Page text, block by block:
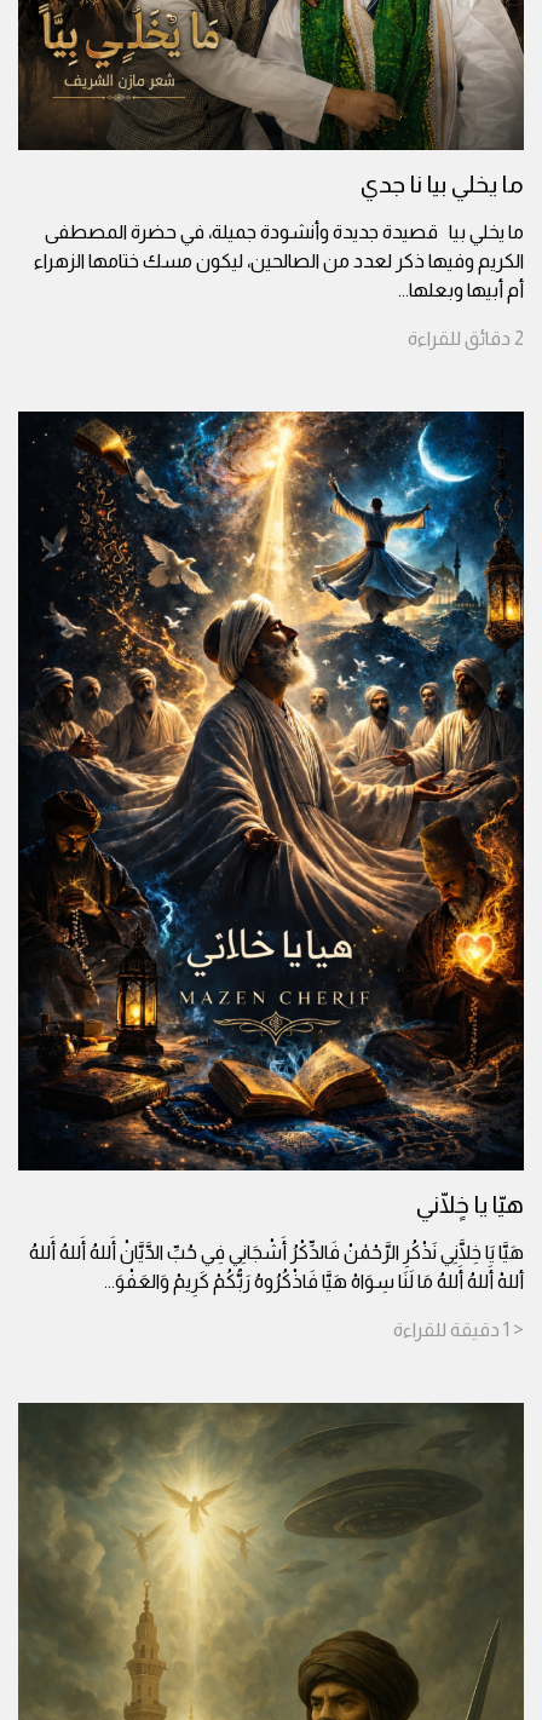
ما يخلي بيا نا جدي
ما يخلي بيا قصيدة جديدة وأنشودة جميلة، في حضرة المصطفى
الكريم وفيها ذكر لعدد من الصالحين، ليكون مسك ختامها الزهراء
أم أبيها وبعلها...
2 دقائق للقراءة
هيّا يا خٍلّاني
هَيَّا يَا خِلَّانِي نَذْكُرِ الرَّحْمٰنْ فَالذِّكْرُ أَشْجَانِي فِي حُبِّ الدَّيَّانْ أَللهُ أَللهُ أَللهُ
أللهْ أَللهُ أَللهُ مَا لَنَا سِوَاهْ هَيَّا فَاذْكُرُوهُ رَبُّكُمْ كَرِيمْ وَالعَفْوَ...
< 1 دقيقة للقراءة